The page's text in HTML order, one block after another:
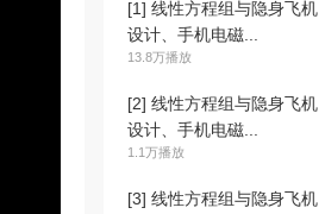
[1] 线性方程组与隐身飞机
设计、手机电磁...
13.8万播放
[2] 线性方程组与隐身飞机
设计、手机电磁...
1.1万播放
[3] 线性方程组与隐身飞机